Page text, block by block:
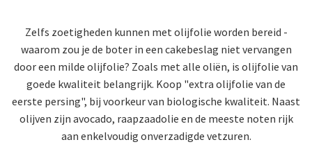
Zelfs zoetigheden kunnen met olijfolie worden bereid -
waarom zou je de boter in een cakebeslag niet vervangen
door een milde olijfolie? Zoals met alle oliën, is olijfolie van
goede kwaliteit belangrijk. Koop "extra olijfolie van de
eerste persing", bij voorkeur van biologische kwaliteit. Naast
olijven zijn avocado, raapzaadolie en de meeste noten rijk
aan enkelvoudig onverzadigde vetzuren.